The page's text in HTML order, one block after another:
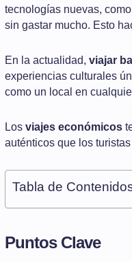
tecnologías nuevas,
sin gastar mucho. Esto
En la actualidad, viajar
experiencias culturales
como un local en
Los viajes económicos
auténticos que los
Tabla de
Puntos Clave